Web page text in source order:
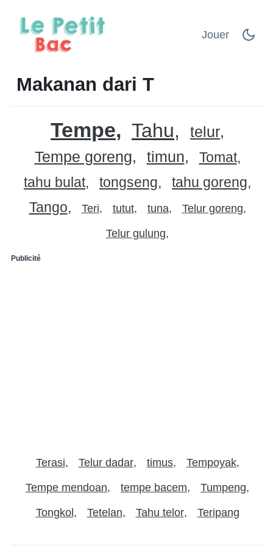
Jouer
Makanan dari T
Tempe Tahu
telur
Tempe goreng
timun
Tomat
tahu bulat
tongseng
tahu goreng
Tango
Teri tutut tuna Telur goreng
Telur gulung
Publicité
Terasi Telur dadar timus Tempoyak
Tempe mendoan tempe bacem Tumpeng
Tongkol Tetelan Tahu telor Teripang